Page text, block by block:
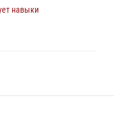
навыки
к окружному